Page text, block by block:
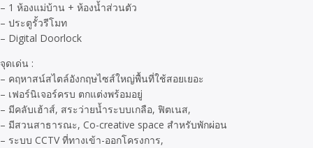
– 1 ห้องแม่บ้าน + ห้องน้ำส่วนตัว
– ประตูรั้วรีโมท
– Digital Doorlock
จุดเด่น :
– คฤหาสน์สไตล์อังกฤษไซส์ใหญ่พื้นที่ใช้สอยเยอะ
– เฟอร์นิเจอร์ครบ ตกแต่งพร้อมอยู่
– มีคลับเฮ้าส์, สระว่ายน้ำระบบเกลือ, ฟิตเนส,
– มีสวนสาธารณะ, Co-creative space สำหรับพักผ่อน
– ระบบ CCTV ที่ทางเข้า-ออกโครงการ,